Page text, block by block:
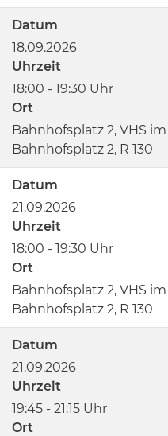
Datum
18.09.2026
Uhrzeit
18:00 - 19:30 Uhr
Ort
Bahnhofsplatz 2, VHS
Bahnhofsplatz 2, R 130
Datum
21.09.2026
Uhrzeit
18:00 - 19:30 Uhr
Ort
Bahnhofsplatz 2, VHS
Bahnhofsplatz 2, R 130
Datum
21.09.2026
Uhrzeit
19:45 - 21:15 Uhr
Ort